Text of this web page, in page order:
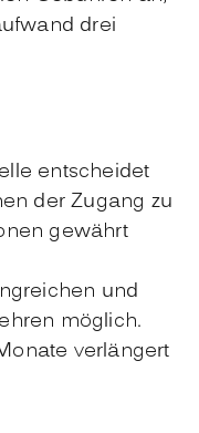
drei
entscheidet
der Zugang zu
gewährt
und
möglich.
verlängert